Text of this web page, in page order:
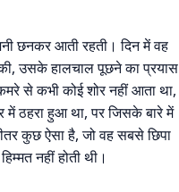
छनकर आती रहती। दिन में वह
उसके हालचाल पूछने का प्रयास
से कभी कोई शोर नहीं आता था,
ठहरा हुआ था, पर जिसके बारे में
कुछ ऐसा है, जो वह सबसे छिपा
नहीं होती थी।